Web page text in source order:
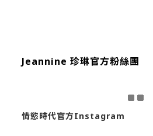
Jeannine 珍琳官方粉絲團
情慾時代官方Instagram